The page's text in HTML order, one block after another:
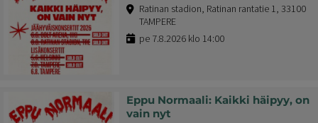
Ratinan stadion, Ratinan rantatie 1, 33100
TAMPERE
pe 7.8.2026 klo 14:00
Eppu Normaali: Kaikki häipyy, on
vain nyt